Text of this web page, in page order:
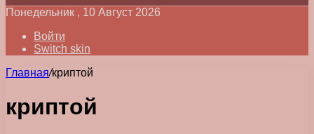
Понедельник , 10 Август 2026
Войти
Switch skin
Главная/криптой
криптой